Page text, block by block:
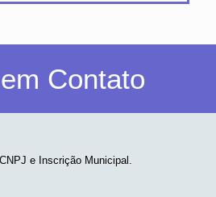
Contato
e Inscrição Municipal.